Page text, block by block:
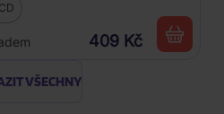
CD
409 Kč
VŠECHNY